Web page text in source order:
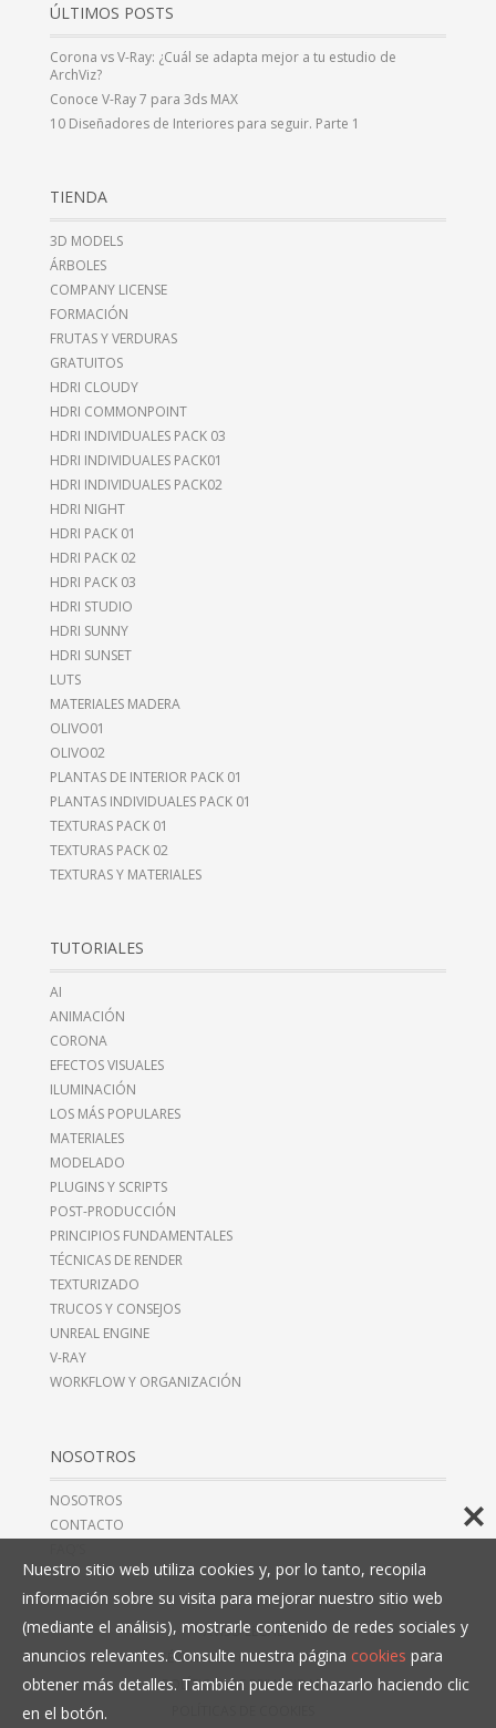
ÚLTIMOS POSTS
Corona vs V-Ray: ¿Cuál se adapta mejor a tu estudio de
ArchViz?
Conoce V-Ray 7 para 3ds MAX
10 Diseñadores de Interiores para seguir. Parte 1
TIENDA
3D MODELS
ÁRBOLES
COMPANY LICENSE
FORMACIÓN
FRUTAS Y VERDURAS
GRATUITOS
HDRI CLOUDY
HDRI COMMONPOINT
HDRI INDIVIDUALES PACK 03
HDRI INDIVIDUALES PACK01
HDRI INDIVIDUALES PACK02
HDRI NIGHT
HDRI PACK 01
HDRI PACK 02
HDRI PACK 03
HDRI STUDIO
HDRI SUNNY
HDRI SUNSET
LUTS
MATERIALES MADERA
OLIVO01
OLIVO02
PLANTAS DE INTERIOR PACK 01
PLANTAS INDIVIDUALES PACK 01
TEXTURAS PACK 01
TEXTURAS PACK 02
TEXTURAS Y MATERIALES
TUTORIALES
AI
ANIMACIÓN
CORONA
EFECTOS VISUALES
ILUMINACIÓN
LOS MÁS POPULARES
MATERIALES
MODELADO
PLUGINS Y SCRIPTS
POST-PRODUCCIÓN
PRINCIPIOS FUNDAMENTALES
TÉCNICAS DE RENDER
TEXTURIZADO
TRUCOS Y CONSEJOS
UNREAL ENGINE
V-RAY
WORKFLOW Y ORGANIZACIÓN
NOSOTROS
NOSOTROS
CONTACTO
AVISO LEGAL
TÉRMINOS Y CONDICIONES
POLÍTICAS DE PRIVACIDAD
Nuestro sitio web utiliza cookies y, por lo tanto, recopila
información sobre su visita para mejorar nuestro sitio web
(mediante el análisis), mostrarle contenido de redes sociales y
anuncios relevantes. Consulte nuestra página cookies para
obtener más detalles. También puede rechazarlo haciendo clic
en el botón.